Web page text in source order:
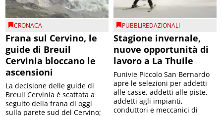
CRONACA
Frana sul Cervino, le
guide di Breuil
Cervinia bloccano le
ascensioni
La decisione delle guide di
Breuil Cervinia è scattata a
seguito della frana di oggi
sulla parete sud del Cervino;
PUBBLIREDAZIONALI
Stagione invernale,
nuove opportunità di
lavoro a La Thuile
Funivie Piccolo San Bernardo
apre le selezioni per addetti
alle casse, addetti alle piste,
addetti agli impianti,
conduttori e meccanici di